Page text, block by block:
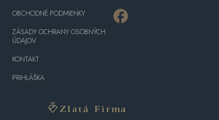
OBCHODNÉ PODMIENKY
ZÁSADY OCHRANY OSOBNÝCH
ÚDAJOV
KONTAKT
PRIHLÁŠKA